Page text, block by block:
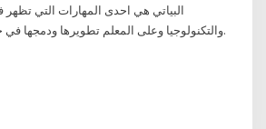
البياتي هي احدى المهارات التي تظهر
والتكنولوجيا وعلى المعلم تطويرها ودمجها في جميع المواضيع التعليمية.